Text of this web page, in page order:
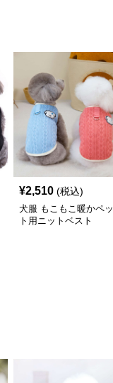
¥2,510 (税込)
犬服 もこもこ暖かペッ
ト用ニットベスト